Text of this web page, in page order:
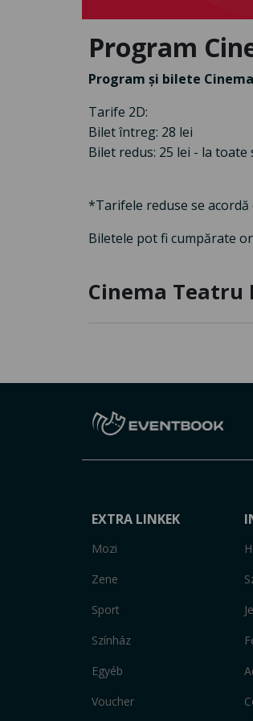
Program
Program și bilete
Tarife 2D:
Bilet întreg: 28 lei
Bilet redus: 25 lei - la
*Tarifele reduse se
Biletele pot fi cumpărate
Cinema Teatru
EXTRA LINKEK
Mozi
Zene
Sport
Színház
Egyéb
Voucher